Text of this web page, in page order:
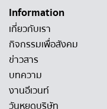
Information
เกี่ยวกับเรา
กิจกรรมเพื่อสังคม
ข่าวสาร
บทความ
งานอีเวนท์